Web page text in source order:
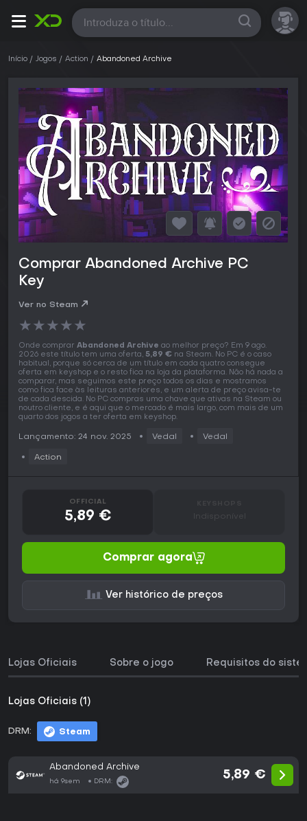
Todas
Início Jogos Action Abandoned Archive
Comprar Abandoned Archive PC
Key
Ver no Steam
★★★★★
Onde comprar Abandoned Archive ao melhor preço? Em 9 ago.
2026 este título tem uma oferta, 5,89 € na Steam. No PC é o caso
habitual, porque só cerca de um título em cada quatro consegue
oferta em keyshop e o resto fica na loja da plataforma. Não há nada a
comparar, mas seguimos este preço todos os dias e mostramos
como fica face às leituras anteriores, e um alerta de preço avisa-te
de cada descida. No PC compras uma chave que ativas na Steam ou
noutro cliente, e é aqui que o mercado é mais largo, com mais de um
quarto dos jogos a ter oferta em keyshop.
Lançamento: 24 nov. 2025 Vedal Vedal
Action
OFFICIAL
5,89 € Indisponível
Comprar agora
Ver histórico de preços
Lojas Oficiais Sobre o jogo Requisitos do
Lojas Oficiais (1)
DRM: Steam
Abandoned Archive
há 9sem DRM:
5,89 €